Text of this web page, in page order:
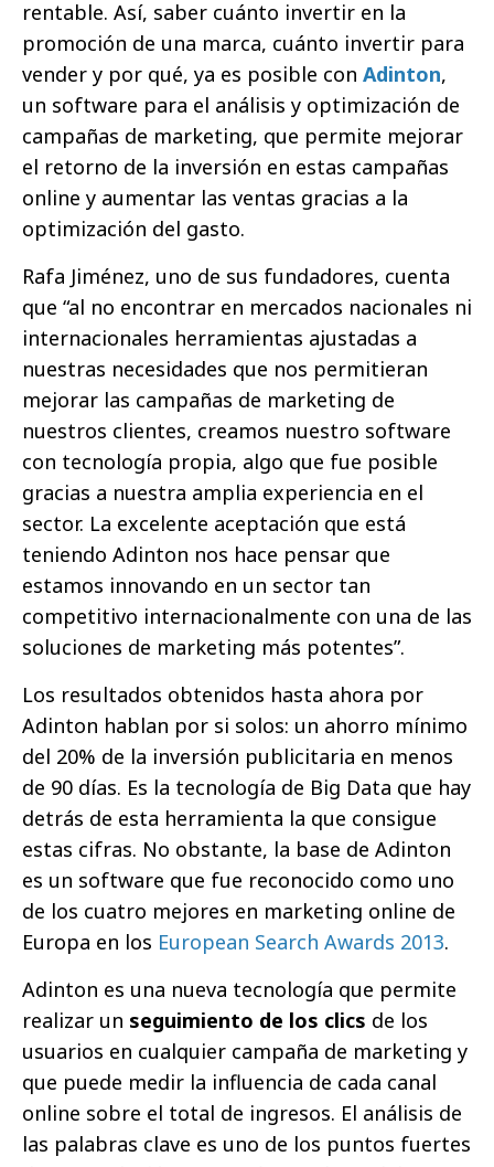
rentable. Así, saber cuánto invertir en la
promoción de una marca, cuánto invertir para
vender y por qué, ya es posible con Adinton,
un software para el análisis y optimización de
campañas de marketing, que permite mejorar
el retorno de la inversión en estas campañas
online y aumentar las ventas gracias a la
optimización del gasto.
Rafa Jiménez, uno de sus fundadores, cuenta
que “al no encontrar en mercados nacionales ni
internacionales herramientas ajustadas a
nuestras necesidades que nos permitieran
mejorar las campañas de marketing de
nuestros clientes, creamos nuestro software
con tecnología propia, algo que fue posible
gracias a nuestra amplia experiencia en el
sector. La excelente aceptación que está
teniendo Adinton nos hace pensar que
estamos innovando en un sector tan
competitivo internacionalmente con una de las
soluciones de marketing más potentes”.
Los resultados obtenidos hasta ahora por
Adinton hablan por si solos: un ahorro mínimo
del 20% de la inversión publicitaria en menos
de 90 días. Es la tecnología de Big Data que hay
detrás de esta herramienta la que consigue
estas cifras. No obstante, la base de Adinton
es un software que fue reconocido como uno
de los cuatro mejores en marketing online de
Europa en los European Search Awards 2013.
Adinton es una nueva tecnología que permite
realizar un seguimiento de los clics de los
usuarios en cualquier campaña de marketing y
que puede medir la influencia de cada canal
online sobre el total de ingresos. El análisis de
las palabras clave es uno de los puntos fuertes